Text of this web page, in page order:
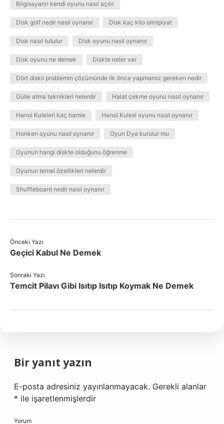
Bilgisayarın kendi oyunu nasıl açılır
Disk golf nedir nasıl oynanır Disk kaç kilo olimpiyat
Disk nasıl tutulur Disk oyunu nasıl oynanır
Disk oyunu ne demek Diskte neler var
Dört diskli problemin çözümünde ilk önce yapmamız gereken nedir
Gülle atma teknikleri nelerdir Halat çekme oyunu nasıl oynanır
Hanoi Kuleleri kaç hamle Hanoi Kulesi oyunu nasıl oynanır
Honken oyunu nasıl oynanır Oyun Dye kurulur mu
Oyunun hangi diskte olduğunu öğrenme
Oyunun temel özellikleri nelerdir
Shuffleboard nedir nasıl oynanır
Önceki Yazı
Geçici Kabul Ne Demek
Sonraki Yazı
Temcit Pilavı Gibi Isıtıp Isıtıp Koymak Ne Demek
Bir yanıt yazın
E-posta adresiniz yayınlanmayacak. Gerekli alanlar
* ile işaretlenmişlerdir
Yorum